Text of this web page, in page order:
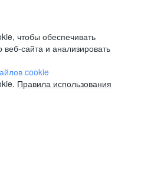
чтобы обеспечивать
сайта и анализировать
cookie
Правила использования